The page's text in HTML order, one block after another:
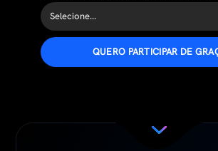
QUERO PARTICIPAR DE